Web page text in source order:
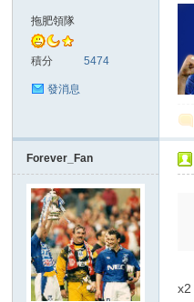
拖肥領隊
積分 5474
發消息
Forever_Fan
x2